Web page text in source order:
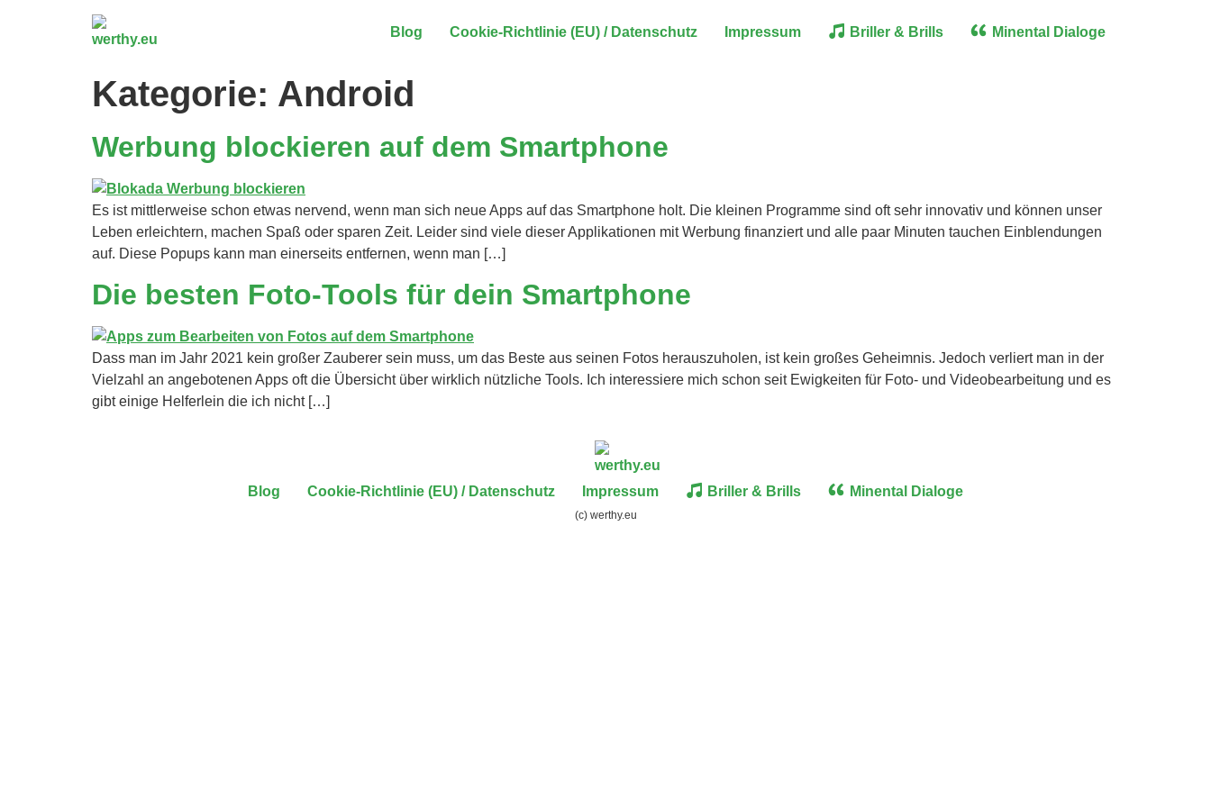
Blog Cookie-Richtlinie (EU) / Datenschutz Impressum Briller & Brills Minental Dialoge
Kategorie: Android
Werbung blockieren auf dem Smartphone
Es ist mittlerweise schon etwas nervend, wenn man sich neue Apps auf das Smartphone holt. Die kleinen Programme sind oft sehr innovativ und können unser
Leben erleichtern, machen Spaß oder sparen Zeit. Leider sind viele dieser Applikationen mit Werbung finanziert und alle paar Minuten tauchen Einblendungen
auf. Diese Popups kann man einerseits entfernen, wenn man […]
Die besten Foto-Tools für dein Smartphone
Dass man im Jahr 2021 kein großer Zauberer sein muss, um das Beste aus seinen Fotos herauszuholen, ist kein großes Geheimnis. Jedoch verliert man in der
Vielzahl an angebotenen Apps oft die Übersicht über wirklich nützliche Tools. Ich interessiere mich schon seit Ewigkeiten für Foto- und Videobearbeitung und es
gibt einige Helferlein die ich nicht […]
Blog Cookie-Richtlinie (EU) / Datenschutz Impressum Briller & Brills Minental Dialoge
(c) werthy.eu